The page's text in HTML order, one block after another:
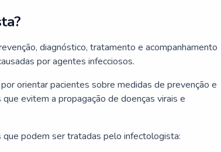
diagnóstico, tratamento e acompanhamento
por agentes infecciosos.
orientar pacientes sobre medidas de prevenção e
evitem a propagação de doenças virais e
que podem ser tratadas pelo infectologista: